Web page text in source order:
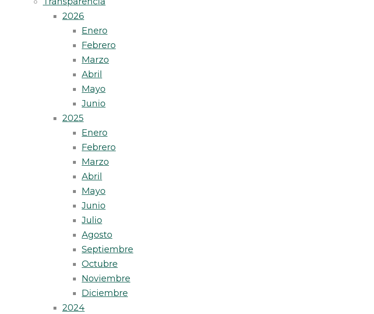
2026
Enero
Febrero
Marzo
Abril
Mayo
Junio
2025
Enero
Febrero
Marzo
Abril
Mayo
Junio
Julio
Agosto
Septiembre
Octubre
Noviembre
Diciembre
2024